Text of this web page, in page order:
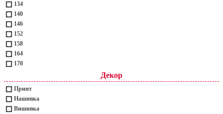
134
140
146
152
158
164
170
Декор
Принт
Нашивка
Вишивка